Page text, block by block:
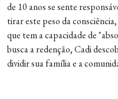
de 10 anos se sente
tirar este peso da
que tem a capacidade de
busca a redenção, Cadi
dividir sua família e a